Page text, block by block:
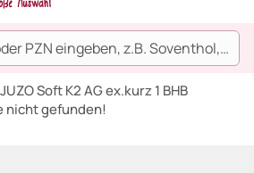
Soft K2 AG ex.kurz 1 BHB
nicht gefunden!